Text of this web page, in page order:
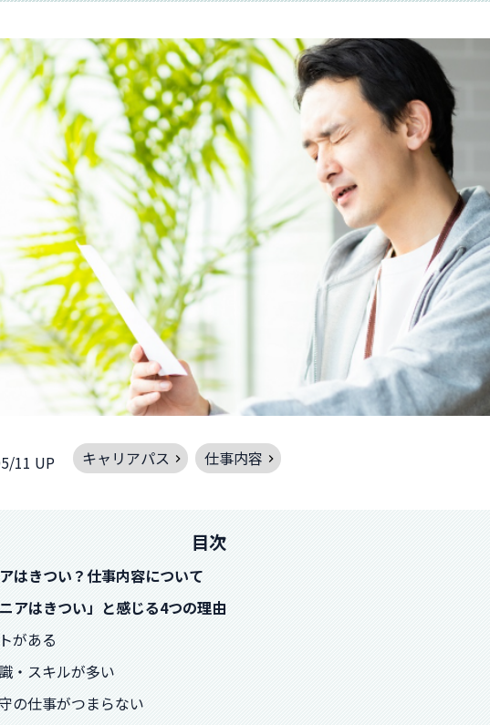
11 UP キャリアパス 仕事内容
目次
はきつい？仕事内容について
アはきつい」と感じる4つの理由
がある
・スキルが多い
の仕事がつまらない